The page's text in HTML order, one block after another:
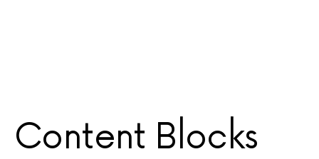
Content Blocks